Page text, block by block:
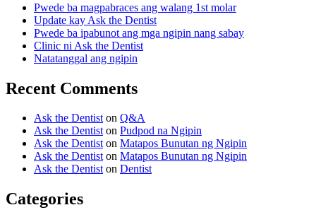
Pwede ba magpabraces ang walang 1st molar
Update kay Ask the Dentist
Pwede ba ipabunot ang mga ngipin nang sabay
Clinic ni Ask the Dentist
Natatanggal ang ngipin
Recent Comments
Ask the Dentiston Q&A
Ask the Dentiston Pudpod na Ngipin
Ask the Dentiston Matapos Bunutan ng Ngipin
Ask the Dentiston Matapos Bunutan ng Ngipin
Ask the Dentiston Dentist
Categories